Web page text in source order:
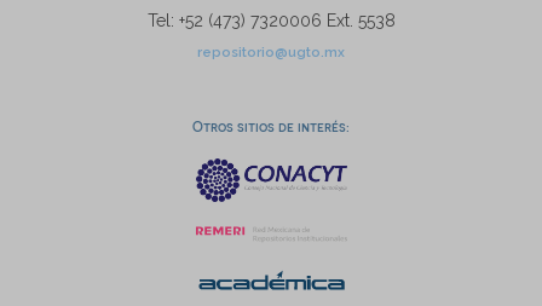
Tel: +52 (473) 7320006 Ext. 5538
repositorio@ugto.mx
Otros sitios de interés: